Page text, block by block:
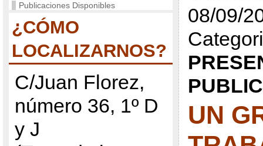
Publicaciones Disponibles
¿CÓMO
LOCALIZARNOS?
C/Juan Florez,
número 36, 1º D
y J
08/09/
UN